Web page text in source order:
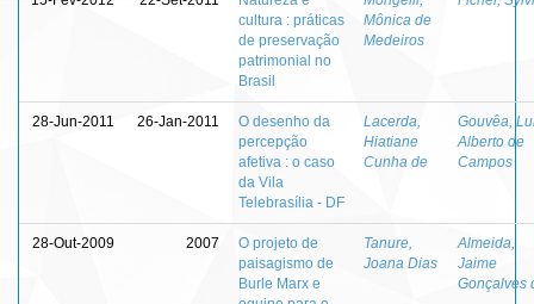
cultura : práticas
de preservação
patrimonial no
Brasil
Mônica de
Medeiros
28-Jun-2011 26-Jan-2011
O desenho da
percepção
afetiva : o caso
da Vila
Telebrasília ‐ DF
Lacerda,
Hiatiane
Cunha de
Gouvêa,
Alberto de
Campos
28-Out-2009 2007
O projeto de
paisagismo de
Burle Marx e
Tanure,
Joana Dias
Almeida,
Jaime
Gonçalves